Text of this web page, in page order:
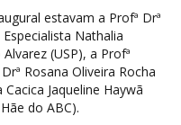
estavam a Profª Drª
Nathalia
(USP), a Profª
Rosana Oliveira Rocha
Jaqueline Haywã
do ABC).